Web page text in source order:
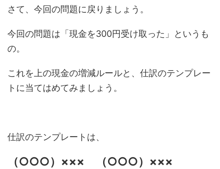
さて、今回の問題に戻りましょう。
今回の問題は「現金を300円受け取った」というも
の。
これを上の現金の増減ルールと、仕訳のテンプレー
トに当てはめてみましょう。
仕訳のテンプレートは、
（○○○）××× （○○○）×××